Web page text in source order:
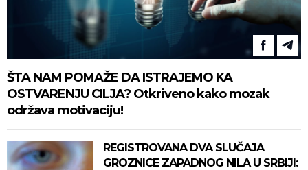
ŠTA NAM POMAŽE DA ISTRAJEMO KA
OSTVARENJU CILJA? Otkriveno kako mozak
održava motivaciju!
REGISTROVANA DVA SLUČAJA
GROZNICE ZAPADNOG NILA U SRBIJI: